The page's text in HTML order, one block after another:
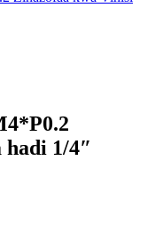
1/4″